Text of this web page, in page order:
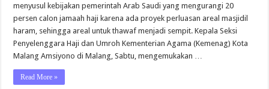
Malang
Gagal
Berangkat
Tahun
menyusul kebijakan pemerintah Arab Saudi yang mengurangi 20
persen calon jamaah haji karena ada proyek perluasan areal masjidil
haram, sehingga areal untuk thawaf menjadi sempit. Kepala Seksi
Penyelenggara Haji dan Umroh Kementerian Agama (Kemenag) Kota
Malang Amsiyono di Malang, Sabtu, mengemukakan …
Read More »